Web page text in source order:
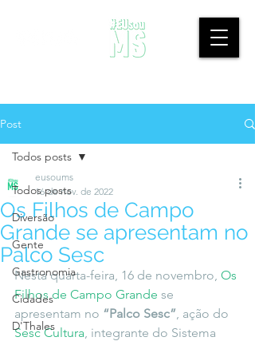
Post
Todos posts
Diversão
Gente
Gastronomia
Cidades
D'Thales
Todos posts
Os Filhos de Campo
Grande se apresentam no
Palco Sesc
eusoums
16 de nov. de 2022
Nesta quarta-feira, 16 de novembro, Os
Filhos de Campo Grande se
apresentam no “Palco Sesc”, ação do
Sesc Cultura, integrante do Sistema